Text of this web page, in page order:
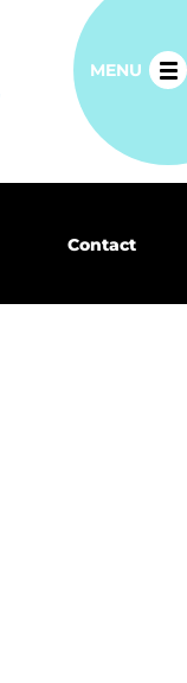
MENU
Contact